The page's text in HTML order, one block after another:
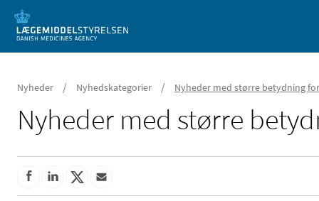
Mobil visning
Nyheder / Nyhedskategorier / Nyheder med større betydning
Nyheder med større